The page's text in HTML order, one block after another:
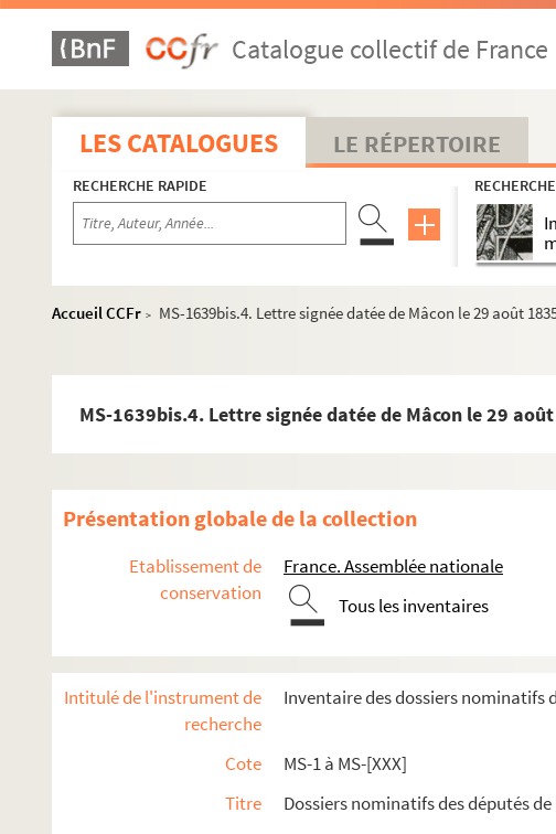
Catalogue collectif de France
LES CATALOGUES LE RÉPERTOIRE
RECHERCHE RAPIDE
Accueil CCFr >
MS-1639bis.4. Lettre signée datée de Mâcon le 29 août
MS-1639bis.4. Lettre signée datée de Mâcon le 29
Présentation globale de la collection
Etablissement de
conservation
France. Assemblée nationale
Tous les inventaires
Intitulé de l'instrument de
recherche
Inventaire des dossiers nominatifs
Cote
MS-1 à MS-[XXX]
Titre
Dossiers nominatifs des députés
Aboville, Augustin Marie d' (1776-1843)
Bardoux, Agénor (1829-1897)
Barodet, Désiré (1823-1906)
Barthe, Édouard (1882-1949)
Barthou, Louis (1862-1934)
Daudet, Léon (1867-1942)